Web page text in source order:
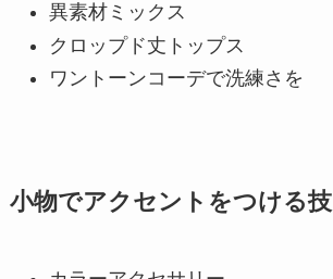
異素材ミックス
クロップド丈トップス
ワントーンコーデで洗練さを
小物でアクセントをつける技